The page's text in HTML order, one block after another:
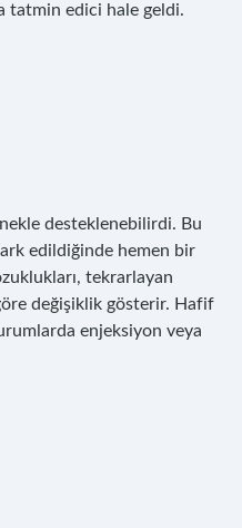
tatmin edici hale geldi.
desteklenebilirdi. Bu
edildiğinde hemen bir
tekrarlayan
değişiklik gösterir. Hafif
enjeksiyon veya